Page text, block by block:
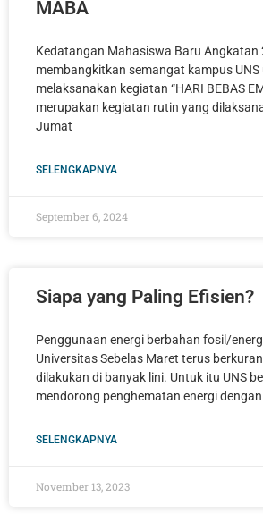
MABA
Kedatangan Mahasiswa Baru Angkatan
membangkitkan semangat kampus
melaksanakan kegiatan “HARI BEBAS
merupakan kegiatan rutin yang
Jumat
SELENGKAPNYA
September 6, 2024
Siapa yang Paling Efisien?
Penggunaan energi berbahan fosil/
Universitas Sebelas Maret terus
dilakukan di banyak lini. Untuk itu UNS
mendorong penghematan energi dengan
SELENGKAPNYA
November 13, 2023